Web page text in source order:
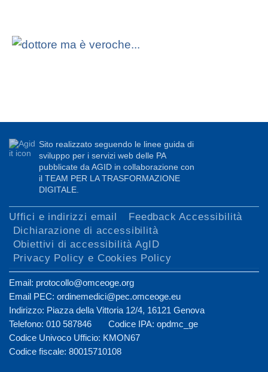
Sito realizzato seguendo le linee guida di
sviluppo per i servizi web delle PA
pubblicate da AGID in collaborazione con
il TEAM PER LA TRASFORMAZIONE
DIGITALE.
Uffici e indirizzi email
Feedback Accessibilità
Dichiarazione di accessibilità
Obiettivi di accessibilità AgID
Privacy Policy e Cookies Policy
Email: protocollo@omceoge.org
Email PEC: ordinemedici@pec.omceoge.eu
Indirizzo: Piazza della Vittoria 12/4, 16121 Genova
Telefono: 010 587846 Codice IPA: opdmc_ge
Codice Univoco Ufficio: KMON67
Codice fiscale: 80015710108